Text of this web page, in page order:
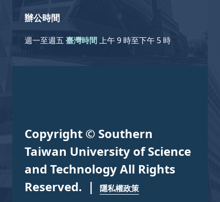
辦公時間
週一至週五臺灣時間上午 9 時至下午 5 時
Copyright © Southern
Taiwan University of Science
and Technology All Rights
Reserved. ｜
隱私權政策